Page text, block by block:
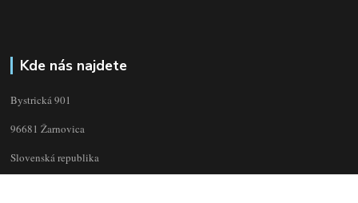
Kde nás najdete
Bystrická 901
96681 Žarnovica
Slovenská republika